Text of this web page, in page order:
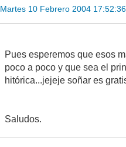
Martes 10 Febrero 2004
Pues esperemos que esos
poco a poco y que sea el
hitórica...jejeje soñar es
Saludos.